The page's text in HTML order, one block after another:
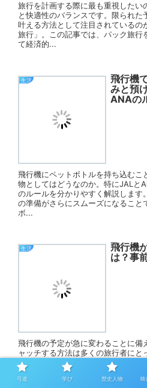
旅行を計画する際に最も重視したい
と快適性のバランスです。限られた
叶える方法として注目されているの
旅行」。この記事では、パック旅行
て経済的...
生活
飛行機
みと預
ANAの
飛行機にペットボトルを持ち込むこ
物としてはどうなのか。特にJALと
のルールを分かりやすく解説します
の準備がさらにスムーズになること
ボ...
生活
飛行機
は？事
飛行機の予定が急に変わることに備
ャッチする方法は多くの旅行者に
は、飛行機が欠航になるタイミング
に知ることができるのかを詳しくご
弓道 学び 歴史人物 映